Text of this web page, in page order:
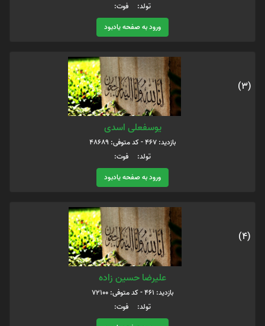
تولد: فوت:
ورود به صفحه یادبود
(3)
یوسفعلی اسدی
بازدید: 467 - کد متوفی: 48689
تولد: فوت:
ورود به صفحه یادبود
(4)
علیرضا حسین زاده
بازدید: 461 - کد متوفی: 72100
تولد: فوت: